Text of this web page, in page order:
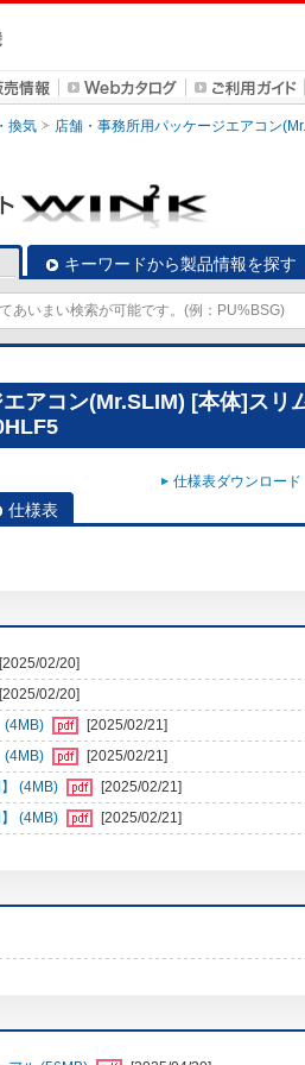
換気 店舗・事務所用パッケージエアコン
キーワードから製品情報を探す
アコン(Mr.SLIM) [本体]スリ
仕様表ダウンロー
仕様表
[2025/02/20]
[2025/02/20]
(4MB)
[2025/02/21]
(4MB)
[2025/02/21]
(4MB)
[2025/02/21]
(4MB)
[2025/02/21]